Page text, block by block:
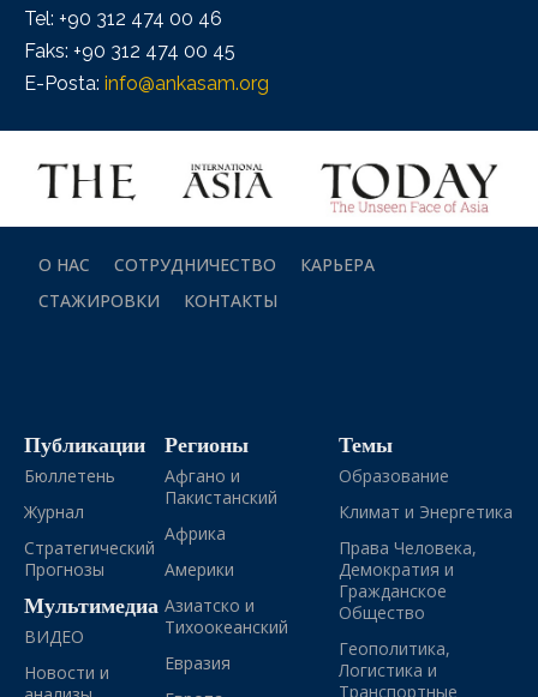
Tel: +90 312 474 00 46
Faks: +90 312 474 00 45
E-Posta: info@ankasam.org
О НАС СОТРУДНИЧЕСТВО
КАРЬЕРА
СТАЖИРОВКИ
КОНТАКТЫ
Публикации
Бюллетень
Журнал
Стратегический
Прогнозы
Мультимедиа
ВИДЕО
Новости и
Регионы
Афгано и
Пакистанский
Африка
Америки
Азиатско и
Тихоокеанский
Евразия
Темы
Образование
Климат и Энергетика
Права Человека,
Демократия и
Гражданское
Общество
Геополитика,
Логистика и
Транспортные